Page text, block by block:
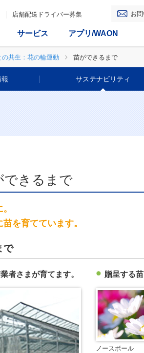
店舗配送ドライバー募集 お
サービス アプリ/WAON
の共生：花の輪運動 苗ができるまで
報 サステナビリティ
できるまで
を育てています。
で
者さまが育てます。 贈呈する
ノースボール